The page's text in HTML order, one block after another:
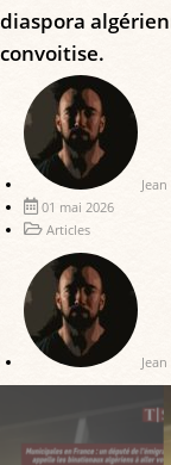
diaspora
convoitise.
01 mai 2026
Articles